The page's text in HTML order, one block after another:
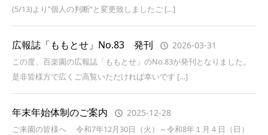
(5/13)より”個人の判断”と変更致しましたご […]
広報誌「ももとせ」No.83 発刊 2026-03-31
この度、百楽園の広報誌「ももとせ」のNo.83が発刊となりました。
是非皆様方で広くご高覧いただければ幸いです […]
年末年始体制のご案内 2025-12-28
ご来園の皆様へ 令和7年12月30日（火）～令和8年１月４日（日）